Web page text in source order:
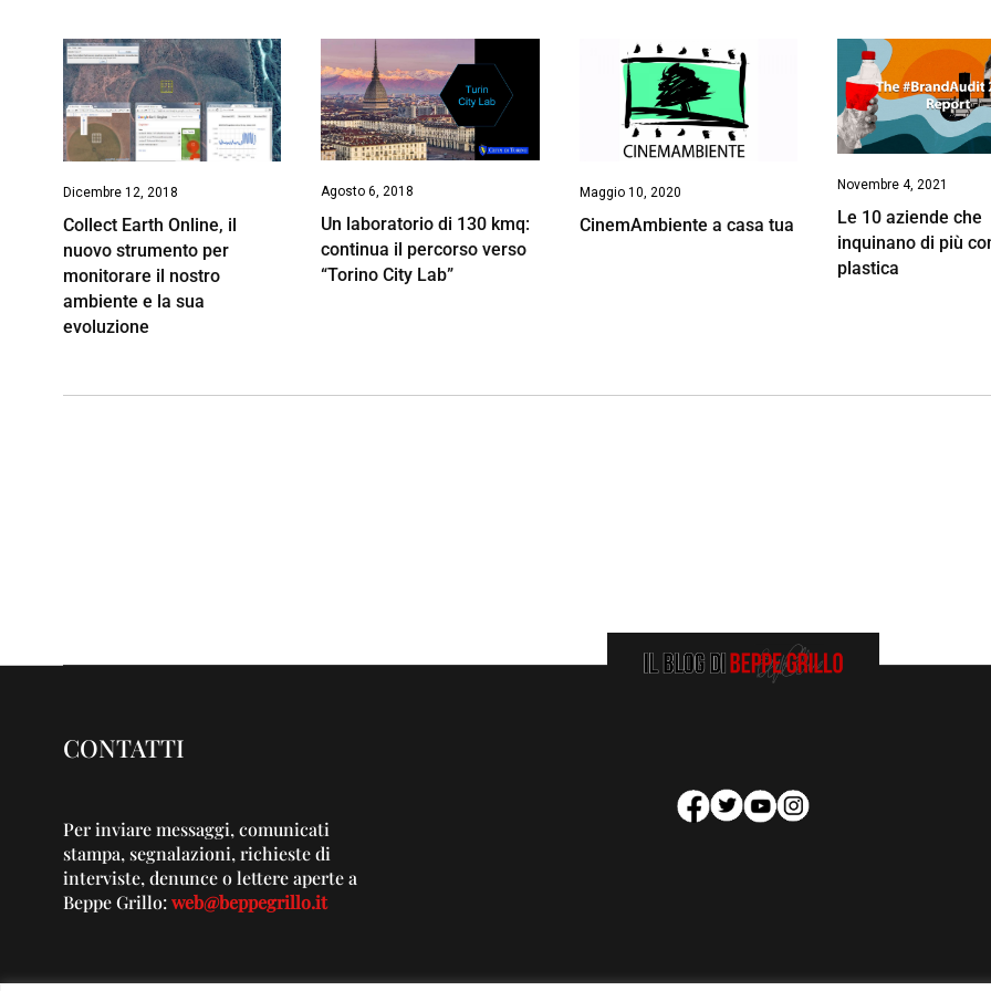
Dicembre 12, 2018
Collect Earth Online, il
nuovo strumento per
monitorare il nostro
ambiente e la sua
evoluzione
Agosto 6, 2018
Un laboratorio di 130 kmq:
continua il percorso verso
“Torino City Lab”
Maggio 10, 2020
CinemAmbiente a casa tua
Novembre 4, 2021
Le 10 aziende che
inquinano di più
plastica
CONTATTI
Per inviare messaggi, comunicati
stampa, segnalazioni, richieste di
interviste, denunce o lettere aperte a
Beppe Grillo:web@beppegrillo.it